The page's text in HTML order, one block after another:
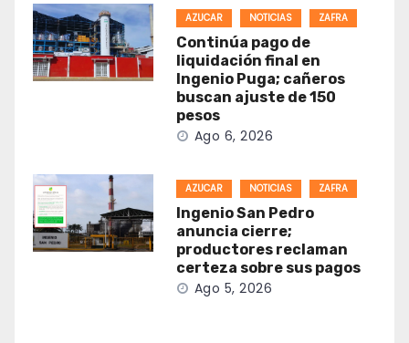
AZUCAR NOTICIAS ZAFRA
Continúa pago de
liquidación final en
Ingenio Puga; cañeros
buscan ajuste de 150
pesos
Ago 6, 2026
AZUCAR NOTICIAS ZAFRA
Ingenio San Pedro
anuncia cierre;
productores reclaman
certeza sobre sus pagos
Ago 5, 2026